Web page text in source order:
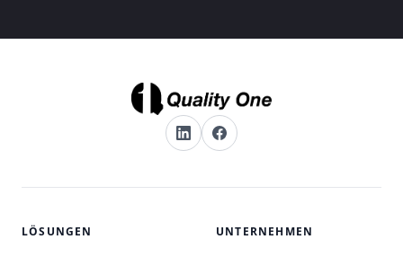
LÖSUNGEN UNTERNEHMEN